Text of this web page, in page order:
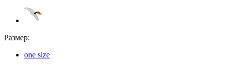
Размер:
one size